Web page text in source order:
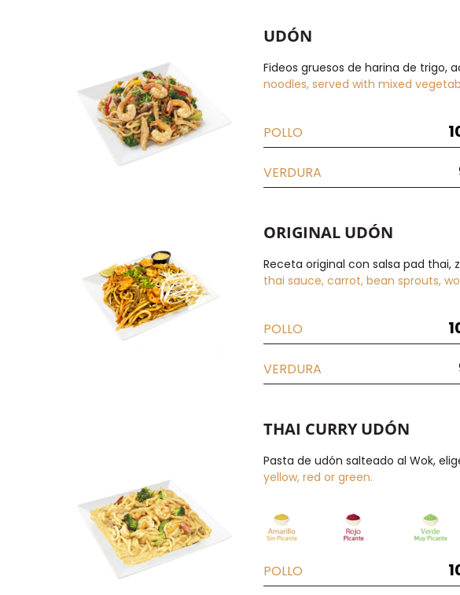
UDÓN
Fideos gruesos de harina de trigo,
noodles, served with mixed
POLLO
VERDURA
ORIGINAL UDÓN
Receta original con salsa pad thai,
thai sauce, carrot, bean sprouts,
POLLO
VERDURA
THAI CURRY UDÓN
Pasta de udón salteado al Wok,
yellow, red or green.
POLLO